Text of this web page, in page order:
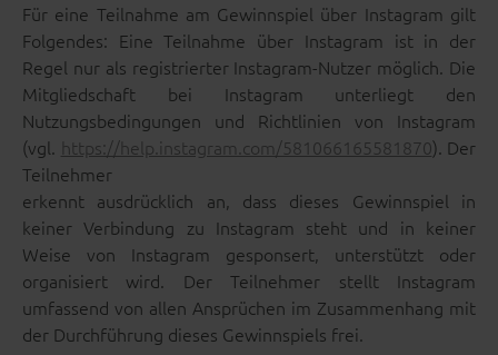
Für eine Teilnahme am Gewinnspiel über Instagram gilt
Folgendes: Eine Teilnahme über Instagram ist in der
Regel nur als registrierter Instagram-Nutzer möglich. Die
Mitgliedschaft bei Instagram unterliegt den
Nutzungsbedingungen und Richtlinien von Instagram
(vgl. https://help.instagram.com/581066165581870). Der
Teilnehmer
erkennt ausdrücklich an, dass dieses Gewinnspiel in
keiner Verbindung zu Instagram steht und in keiner
Weise von Instagram gesponsert, unterstützt oder
organisiert wird. Der Teilnehmer stellt Instagram
umfassend von allen Ansprüchen im Zusammenhang mit
der Durchführung dieses Gewinnspiels frei.